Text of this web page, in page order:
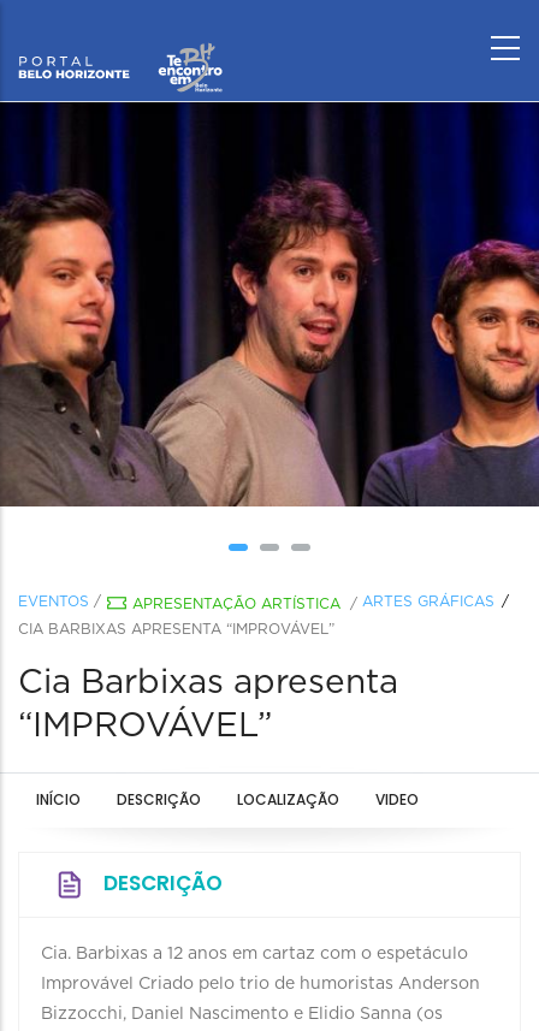
EVENTOS / APRESENTAÇÃO ARTÍSTICA / ARTES GRÁFICAS
CIA BARBIXAS APRESENTA “IMPROVÁVEL”
Cia Barbixas apresenta
“IMPROVÁVEL”
INÍCIO DESCRIÇÃO LOCALIZAÇÃO VIDEO
DESCRIÇÃO
Cia. Barbixas a 12 anos em cartaz com o espetáculo
Improvável Criado pelo trio de humoristas Anderson
Bizzocchi, Daniel Nascimento e Elidio Sanna (os